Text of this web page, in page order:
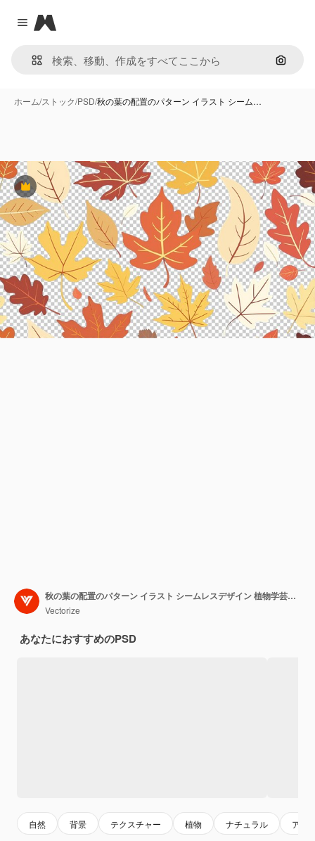
Close menu
Magnific
画像で
ホーム/ストック/PSD/秋の葉の配置のパターン イラスト シーム…
Premium
秋の葉の配置のパターン イラスト シームレスデザイン 植物学芸術 PNG
Vectorize
あなたにおすすめのPSD
自然 背景 テクスチャー 植物 ナチュラル アー